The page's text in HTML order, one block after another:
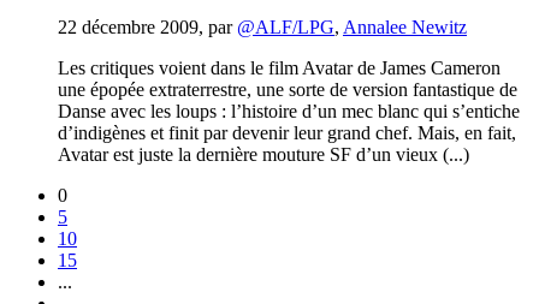
22 décembre 2009, par @ALF/LPG, Annalee Newitz
Les critiques voient dans le film Avatar de James Cameron
une épopée extraterrestre, une sorte de version fantastique de
Danse avec les loups : l’histoire d’un mec blanc qui s’entiche
d’indigènes et finit par devenir leur grand chef. Mais, en fait,
Avatar est juste la dernière mouture SF d’un vieux (...)
0
5
10
15
...